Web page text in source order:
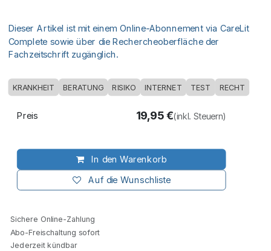
Dieser Artikel ist mit einem Online-Abonnement via CareLit
Complete sowie über die Rechercheoberfläche der
Fachzeitschrift zugänglich.
KRANKHEIT BERATUNG RISIKO INTERNET TEST RECHT
In den Warenkorb
Auf die Wunschliste
Preis 19,95€(inkl. Steuern)
Sichere Online-Zahlung
Abo-Freischaltung sofort
Jederzeit kündbar